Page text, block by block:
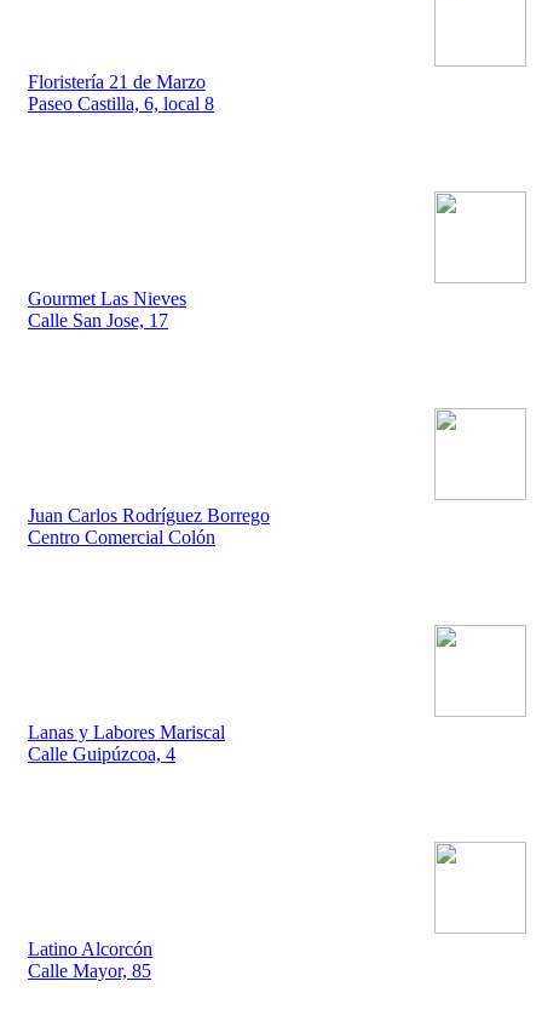
Floristería 21 de Marzo
Paseo Castilla, 6, local 8
Gourmet Las Nieves
Calle San Jose, 17
Juan Carlos Rodríguez Borrego
Centro Comercial Colón
Lanas y Labores Mariscal
Calle Guipúzcoa, 4
Latino Alcorcón
Calle Mayor, 85